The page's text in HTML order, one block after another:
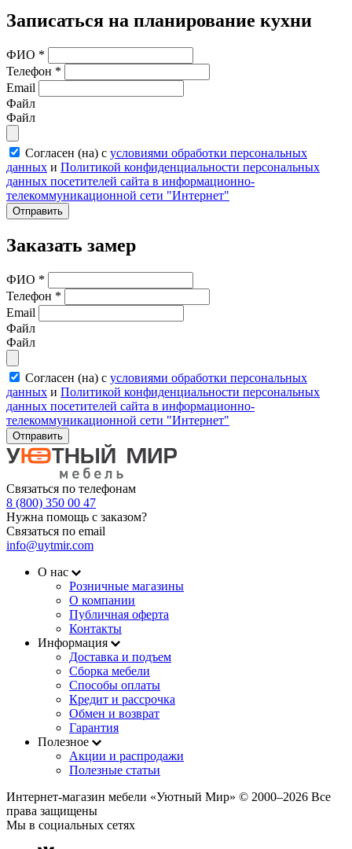
Записаться на планирование кухни
ФИО *
Телефон *
Email
Файл
Файл
Согласен (на) с условиями обработки персональных
данных и Политикой конфиденциальности персональных
данных посетителей сайта в информационно-
телекоммуникационной сети "Интернет"
Отправить
Заказать замер
ФИО *
Телефон *
Email
Файл
Файл
Согласен (на) с условиями обработки персональных
данных и Политикой конфиденциальности персональных
данных посетителей сайта в информационно-
телекоммуникационной сети "Интернет"
Отправить
Связаться по телефонам
8 (800) 350 00 47
Нужна помощь с заказом?
Связаться по email
info@uytmir.com
О нас
Розничные магазины
О компании
Публичная оферта
Контакты
Информация
Доставка и подъем
Сборка мебели
Способы оплаты
Кредит и рассрочка
Обмен и возврат
Гарантия
Полезное
Акции и распродажи
Полезные статьи
Интернет-магазин мебели «Уютный Мир» © 2000‒2026 Все
права защищены
Мы в социальных сетях